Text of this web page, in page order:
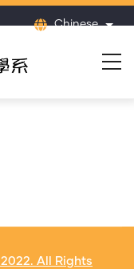
Chinese 列出
2022. All Rights